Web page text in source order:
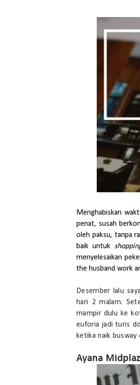
Menghabiskan
penat, susah
oleh paksu, tanpa
baik untuk
menyelesaikan
the husband work
Desember lalu
hari 2 malam.
mampir dulu ke
euforia jadi turis
ketika naik busway
Ayana